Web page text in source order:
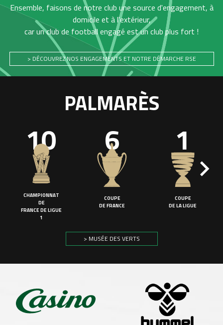
Ensemble, faisons de notre club une source d'engagement, à
domicile et à l'extérieur,
car un club de football engagé est un club plus fort !
> DÉCOUVREZ NOS ENGAGEMENTS ET NOTRE DÉMARCHE RSE
PALMARÈS
10
CHAMPIONNAT
DE
FRANCE DE LIGUE
1
6
COUPE
DE FRANCE
1
COUPE
DE LA LIGUE
> MUSÉE DES VERTS